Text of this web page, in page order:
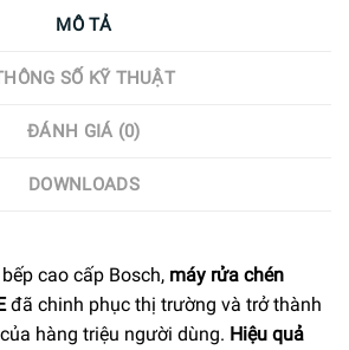
MÔ TẢ
SỐ KỸ THUẬT
ĐÁNH GIÁ (0)
DOWNLOADS
cao cấp Bosch, máy rửa chén
đã chinh phục thị trường và trở thành
hàng triệu người dùng. Hiệu quả